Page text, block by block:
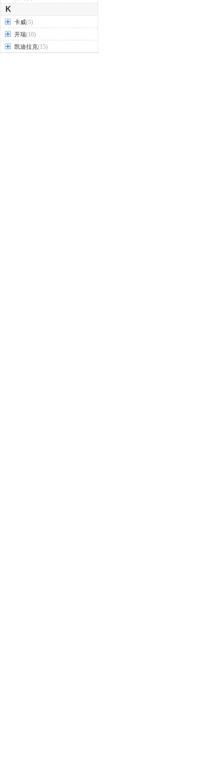
K
卡威(5)
开瑞(10)
凯迪拉克(15)